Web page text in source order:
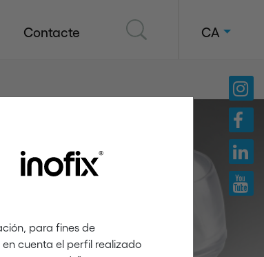
para fines de
cuenta el perfil realizado
Contacte CA